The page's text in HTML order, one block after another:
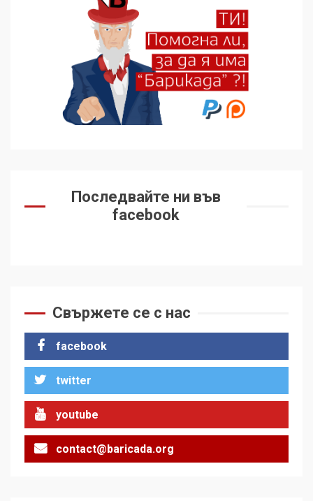
Последвайте ни във
facebook
Свържете се с нас
facebook
twitter
youtube
contact@baricada.org